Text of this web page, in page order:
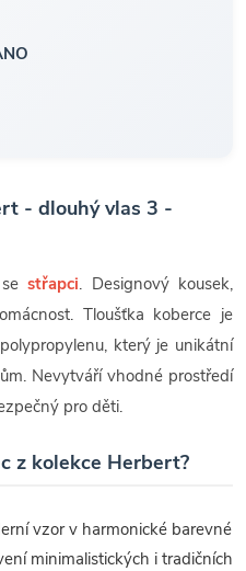
- dlouhý vlas 3 -
sestřapci. Designový kousek,
Tloušťka koberce je
který je unikátní
Nevytváří vhodné prostředí
pro děti.
z kolekce Herbert?
vzor v harmonické barevné
minimalistických i tradičních